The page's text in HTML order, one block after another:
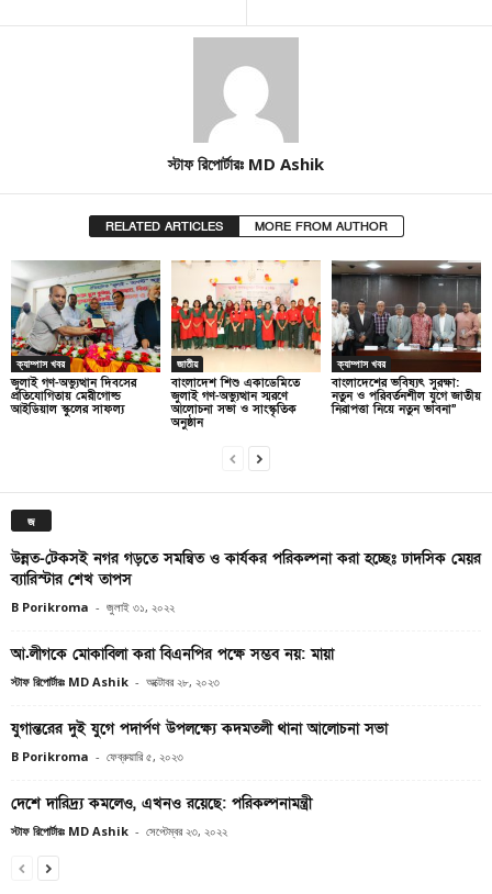
স্টাফ রিপোর্টারঃ MD Ashik
RELATED ARTICLES MORE FROM AUTHOR
ক্যাম্পাস খবর
জুলাই গণ-অভ্যুত্থান দিবসের
প্রতিযোগিতায় মেরীগোল্ড
আইডিয়াল স্কুলের সাফল্য
জাতীয়
বাংলাদেশ শিশু একাডেমিতে
জুলাই গণ-অভ্যুত্থান স্মরণে
আলোচনা সভা ও সাংস্কৃতিক
অনুষ্ঠান
ক্যাম্পাস খবর
বাংলাদেশের ভবিষ্যৎ সুরক্ষা:
নতুন ও পরিবর্তনশীল যুগে জাতীয়
নিরাপত্তা নিয়ে নতুন ভাবনা”
জ
উন্নত-টেকসই নগর গড়তে সমন্বিত ও কার্যকর পরিকল্পনা করা হচ্ছেঃ ঢাদসিক মেয়র
ব্যারিস্টার শেখ তাপস
B Porikroma - জুলাই ৩১, ২০২২
আ.লীগকে মোকাবিলা করা বিএনপির পক্ষে সম্ভব নয়: মায়া
স্টাফ রিপোর্টারঃ MD Ashik - অক্টোবর ২৮, ২০২৩
যুগান্তরের দুই যুগে পদার্পণ উপলক্ষ্যে কদমতলী থানা আলোচনা সভা
B Porikroma - ফেব্রুয়ারি ৫, ২০২৩
দেশে দারিদ্র্য কমলেও, এখনও রয়েছে: পরিকল্পনামন্ত্রী
স্টাফ রিপোর্টারঃ MD Ashik - সেপ্টেম্বর ২৩, ২০২২